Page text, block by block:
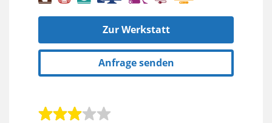
Zur Werkstatt
Anfrage senden